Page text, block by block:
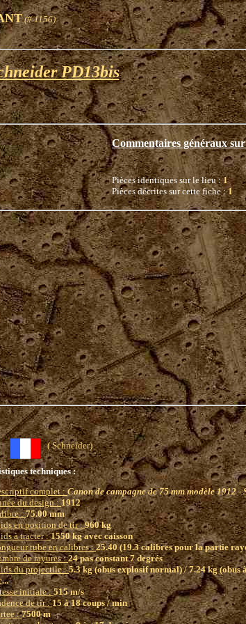
(# 1156)
PD13bis
Commentaires généraux
Pièces identiques sur le lieu :1
Pièces décrites sur cette fiche :1
( Schneider)
techniques :
complet :Canon de campagne de 75 mm modèle 1912 -
du design :1912
:75.00 mm
en position de tir :960 kg
à tracter :1550 kg avec caisson
tube en calibres :25.40 (19.3 calibres pour la partie
de rayures :24 pas constant 7 degrés
du projectile :5.3 kg (obus explosif normal) / 7.24 kg (obus
initiale :515 m/s
de tir :15 à 18 coups / min
:7500 m